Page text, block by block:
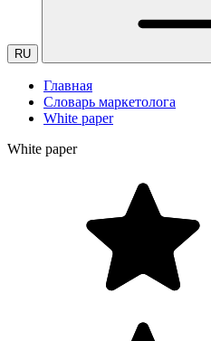
RU
Главная
Словарь маркетолога
White paper
White paper